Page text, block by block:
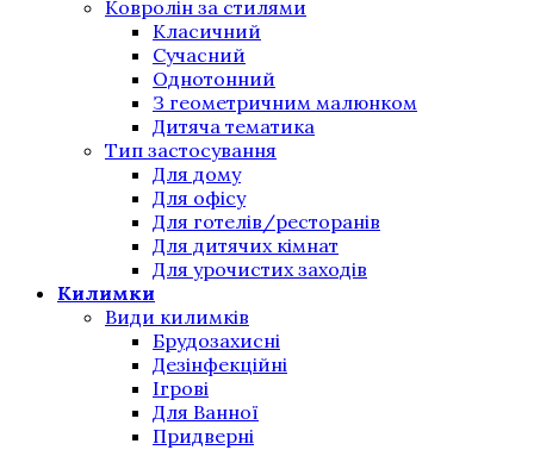
Ковролін за стилями
Класичний
Сучасний
Однотонний
З геометричним малюнком
Дитяча тематика
Тип застосування
Для дому
Для офісу
Для готелів/ресторанів
Для дитячих кімнат
Для урочистих заходів
Килимки
Види килимків
Брудозахисні
Дезінфекційні
Ігрові
Для Ванної
Придверні